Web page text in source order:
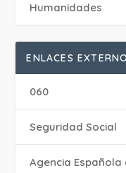
Humanidades
ENLACES
060
Seguridad Social
Agencia